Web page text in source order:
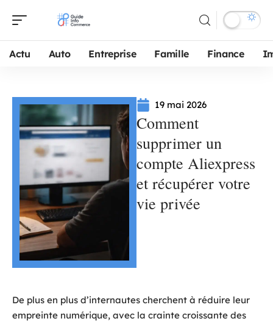
Actu Auto Entreprise Famille Finance
19 mai 2026
Comment
supprimer un
compte Aliexpress
et récupérer votre
vie privée
De plus en plus d’internautes cherchent à réduire leur
empreinte numérique, avec la crainte croissante des